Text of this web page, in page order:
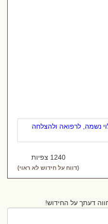
נשמה, לרפואה ולהצלחה
1240 צפיות
(דווח על חידוש לא ראוי)
דעתך על החידוש!